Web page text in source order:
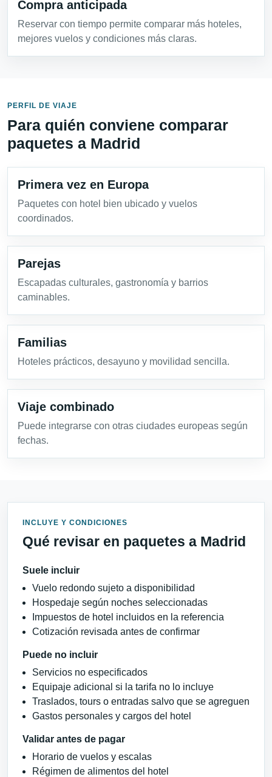
Compra anticipada
Reservar con tiempo permite comparar más hoteles,
mejores vuelos y condiciones más claras.
PERFIL DE VIAJE
Para quién conviene comparar
paquetes a Madrid
Primera vez en Europa
Paquetes con hotel bien ubicado y vuelos
coordinados.
Parejas
Escapadas culturales, gastronomía y barrios
caminables.
Familias
Hoteles prácticos, desayuno y movilidad sencilla.
Viaje combinado
Puede integrarse con otras ciudades europeas según
fechas.
INCLUYE Y CONDICIONES
Qué revisar en paquetes a Madrid
Suele incluir
Vuelo redondo sujeto a disponibilidad
Hospedaje según noches seleccionadas
Impuestos de hotel incluidos en la referencia
Cotización revisada antes de confirmar
Puede no incluir
Servicios no especificados
Equipaje adicional si la tarifa no lo incluye
Traslados, tours o entradas salvo que se agreguen
Gastos personales y cargos del hotel
Validar antes de pagar
Horario de vuelos y escalas
Régimen de alimentos del hotel